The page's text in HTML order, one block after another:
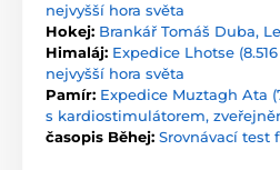
nejvyšší hora světa
Hokej: Brankář Tomáš Duba,
Himaláj: Expedice Lhotse
nejvyšší hora světa
Pamír: Expedice Muztagh Ata
s kardiostimulátorem,
časopis Běhej: Srovnávací test